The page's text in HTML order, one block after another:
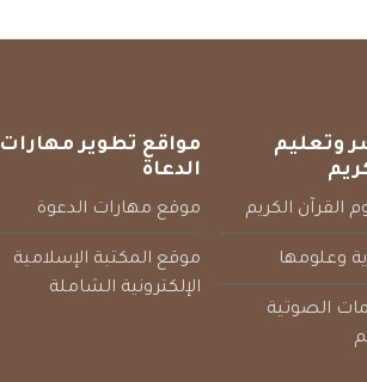
وتعليم
القرآن الكريم
وعلومها
الصوتية
مواقع تطوير مهارات
الدعاة
موقع مهارات الدعوة
موقع المكتبة الإسلامية
الإلكترونية الشاملة